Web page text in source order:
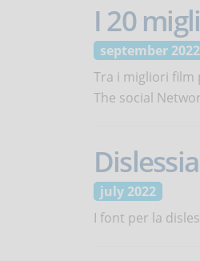
I 20
september 2022
Tra i migliori film
The social
july 2022
I font per la